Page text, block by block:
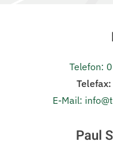
Paul
Telefon:
E-Mail: